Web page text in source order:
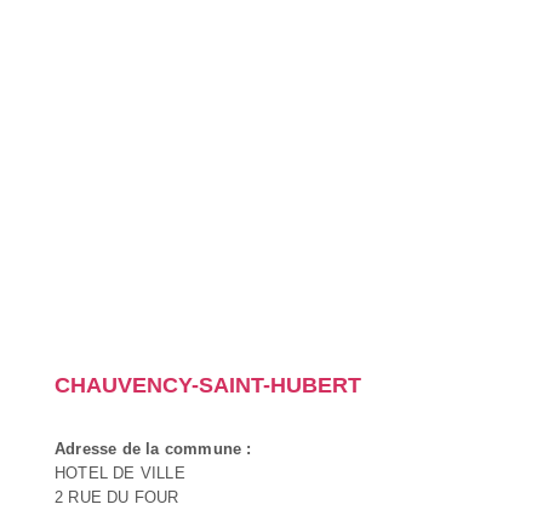
CHAUVENCY-SAINT-HUBERT
Adresse de la commune :
HOTEL DE VILLE
2 RUE DU FOUR